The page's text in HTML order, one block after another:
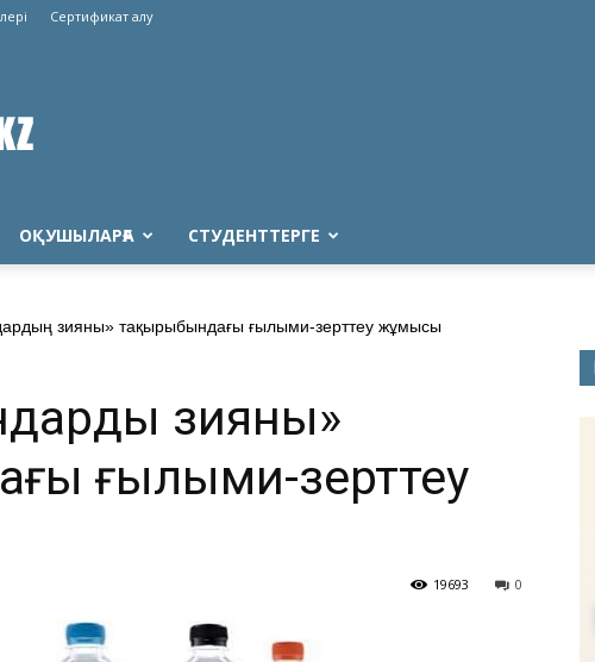
Сертификат алу
ОҚУШЫЛАРҒА СТУДЕНТТЕРГЕ
зияны» тақырыбындағы ғылыми-зерттеу жұмысы
зияны»
ғылыми-зерттеу
0
19693